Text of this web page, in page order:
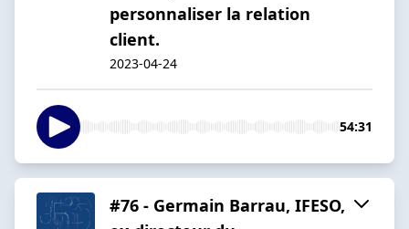
personnaliser la relation
client.
2023-04-24
54:31
#76 - Germain Barrau, IFESO,